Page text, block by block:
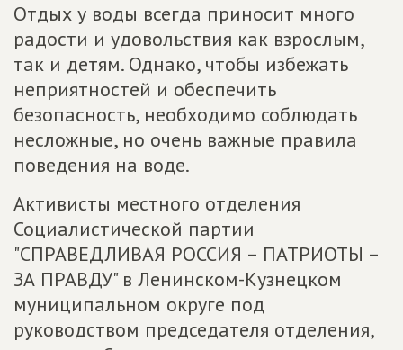
Отдых у воды всегда приносит много
радости и удовольствия как взрослым,
так и детям. Однако, чтобы избежать
неприятностей и обеспечить
безопасность, необходимо соблюдать
несложные, но очень важные правила
поведения на воде.
Активисты местного отделения
Социалистической партии
"СПРАВЕДЛИВАЯ РОССИЯ – ПАТРИОТЫ –
ЗА ПРАВДУ" в Ленинском-Кузнецком
муниципальном округе под
руководством председателя отделения,